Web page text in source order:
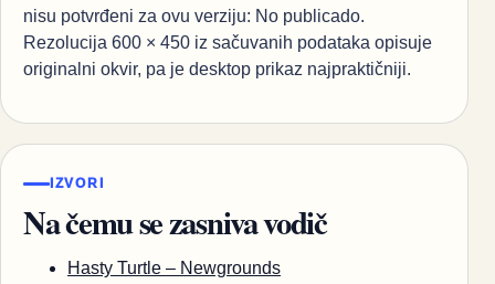
nisu potvrđeni za ovu verziju: No publicado.
Rezolucija 600 × 450 iz sačuvanih podataka opisuje
originalni okvir, pa je desktop prikaz najpraktičniji.
IZVORI
Na čemu se zasniva vodič
Hasty Turtle – Newgrounds